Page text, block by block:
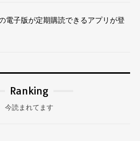
電子版が定期購読できるアプリが登
Ranking
今読まれてます